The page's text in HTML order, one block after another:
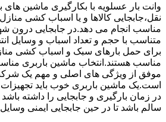
وانت بار عسلویه با بکارگیری ماشین
نقل،جابجایی کالاها و یا اسباب کشی
مناسب انجام می دهد.در جابجایی درون
متناسب با حجم و تعداد اسباب و وسایل
برای حمل بارهای سبک و اسباب کشی
مناسب هستند.انتخاب ماشین باربری
موفق از ویژگی های اصلی و مهم یک
است.یک ماشین باربری خوب باید تجهیزات
در زمان بارگیری و جابجایی را داشته
سالم باشد تا در حین جابجایی ایمنی وسایل